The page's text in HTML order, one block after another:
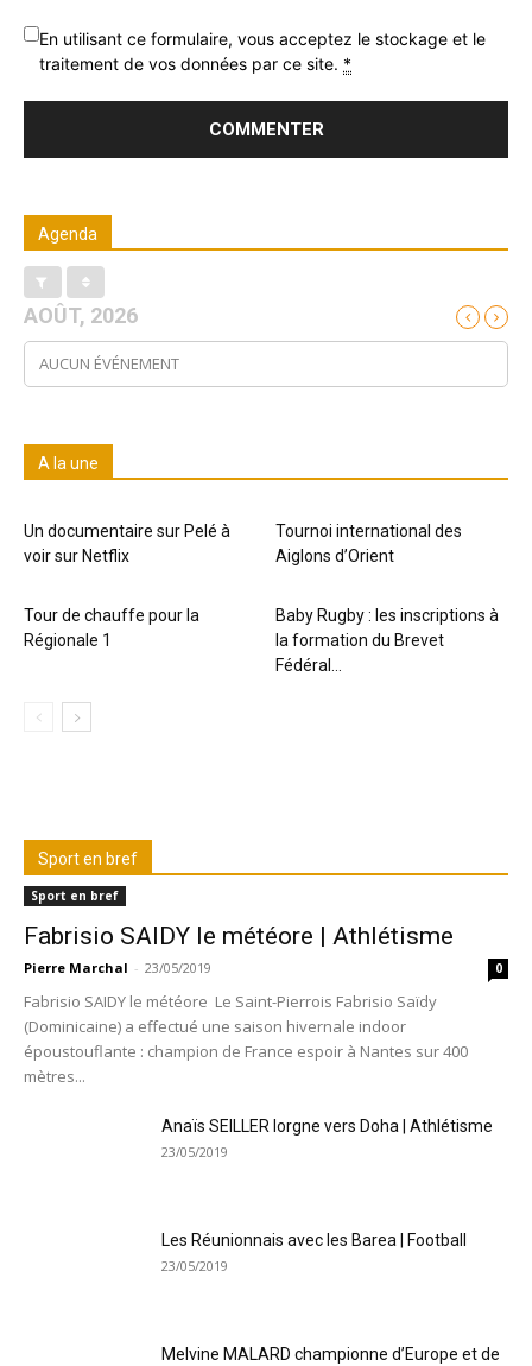
En utilisant ce formulaire, vous acceptez le stockage et le
traitement de vos données par ce site. *
Agenda
AOÛT, 2026
AUCUN ÉVÉNEMENT
A la une
Un documentaire sur Pelé à
voir sur Netflix
Tournoi international des
Aiglons d’Orient
Tour de chauffe pour la
Régionale 1
Baby Rugby : les inscriptions à
la formation du Brevet
Fédéral...
Sport en bref
Sport en bref
Fabrisio SAIDY le météore | Athlétisme
Pierre Marchal - 23/05/2019 0
Fabrisio SAIDY le météore Le Saint-Pierrois Fabrisio Saïdy
(Dominicaine) a effectué une saison hivernale indoor
époustouflante : champion de France espoir à Nantes sur 400
mètres...
Anaïs SEILLER lorgne vers Doha | Athlétisme
23/05/2019
Les Réunionnais avec les Barea | Football
23/05/2019
Melvine MALARD championne d’Europe et de